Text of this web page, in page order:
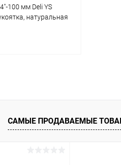
100 мм Deli YS
натуральная
К сравнению
В наличии
САМЫЕ ПРОДАВАЕМЫЕ